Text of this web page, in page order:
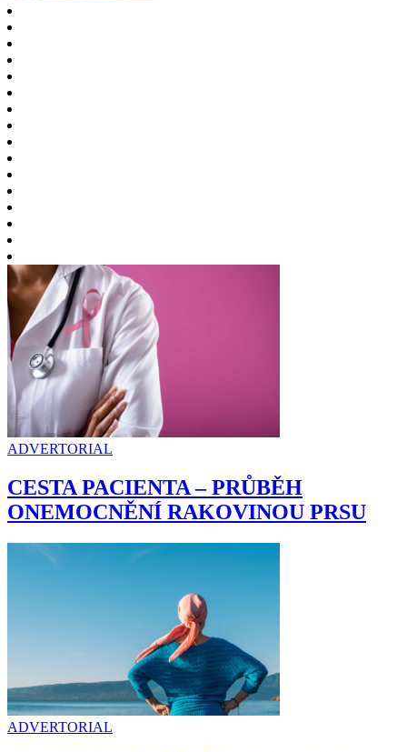
ADVERTORIAL
CESTA PACIENTA – PRŮBĚH
ONEMOCNĚNÍ RAKOVINOU PRSU
ADVERTORIAL